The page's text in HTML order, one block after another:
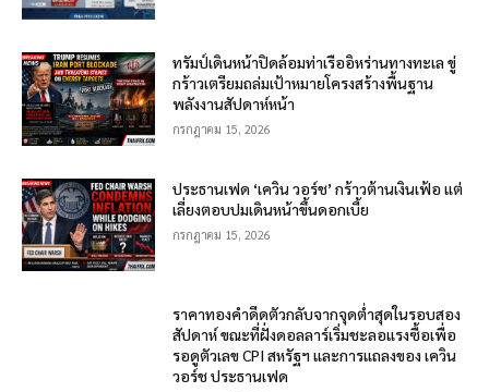
ทรัมป์เดินหน้าปิดล้อมท่าเรืออิหร่านทางทะเล ขู่
กร้าวเตรียมถล่มเป้าหมายโครงสร้างพื้นฐาน
พลังงานสัปดาห์หน้า
กรกฎาคม 15, 2026
ประธานเฟด ‘เควิน วอร์ช’ กร้าวต้านเงินเฟ้อ แต่
เลี่ยงตอบปมเดินหน้าขึ้นดอกเบี้ย
กรกฎาคม 15, 2026
ราคาทองคำดีดตัวกลับจากจุดต่ำสุดในรอบสอง
สัปดาห์ ขณะที่ฝั่งดอลลาร์เริ่มชะลอแรงซื้อเพื่อ
รอดูตัวเลข CPI สหรัฐฯ และการแถลงของ เควิน
วอร์ช ประธานเฟด